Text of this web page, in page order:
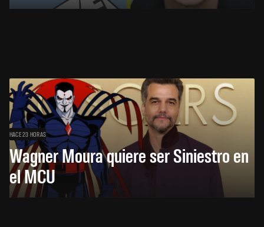
HACE 23 HORAS
Wagner Moura quiere ser Siniestro en
el MCU